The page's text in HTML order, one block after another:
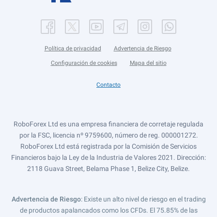
Política de privacidad Advertencia de Riesgo
Configuración de cookies Mapa del sitio
Contacto
RoboForex Ltd es una empresa financiera de corretaje regulada
por la FSC, licencia nº 9759600, número de reg. 000001272.
RoboForex Ltd está registrada por la Comisión de Servicios
Financieros bajo la Ley de la Industria de Valores 2021. Dirección:
2118 Guava Street, Belama Phase 1, Belize City, Belize.
Advertencia de Riesgo: Existe un alto nivel de riesgo en el trading
de productos apalancados como los CFDs. El 75.85% de las